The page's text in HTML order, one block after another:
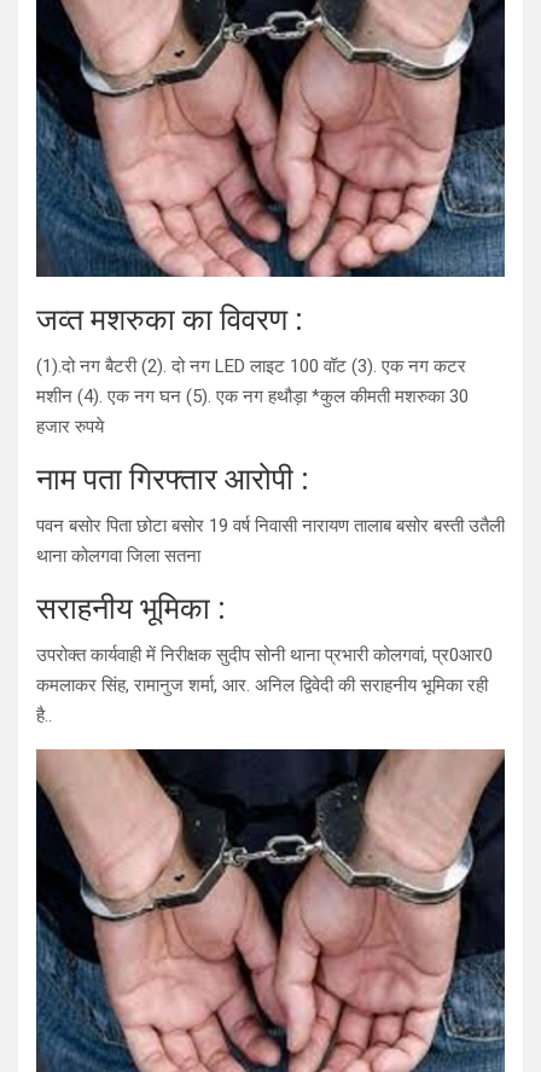
जव्त मशरुका का विवरण :
(1).दो नग बैटरी (2). दो नग LED लाइट 100 वॉट (3). एक नग कटर
मशीन (4). एक नग घन (5). एक नग हथौड़ा *कुल कीमती मशरुका 30
हजार रुपये
नाम पता गिरफ्तार आरोपी :
पवन बसोर पिता छोटा बसोर 19 वर्ष निवासी नारायण तालाब बसोर बस्ती उतैली
थाना कोलगवा जिला सतना
सराहनीय भूमिका :
उपरोक्त कार्यवाही में निरीक्षक सुदीप सोनी थाना प्रभारी कोलगवां, प्र0आर0
कमलाकर सिंह, रामानुज शर्मा, आर. अनिल द्विवेदी की सराहनीय भूमिका रही
है..